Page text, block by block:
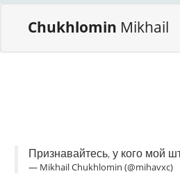
Chukhlomin Mikhail
Признавайтесь, у кого мой
— Mikhail Chukhlomin (@mihavxc)